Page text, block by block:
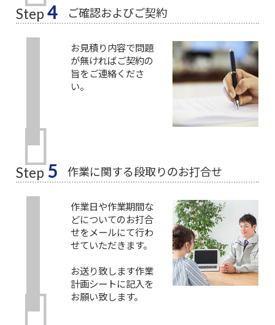
Step 4 ご確認およびご契約
お見積り内容で問題
が無ければご契約の
旨をご連絡くださ
い。
Step 5 作業に関する段取りのお打合せ
作業日や作業期間な
どについてのお打合
せをメールにて行わ
せていただきます。
お送り致します作業
計画シートに記入を
お願い致します。